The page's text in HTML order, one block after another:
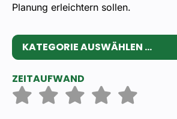
Planung erleichtern sollen.
ZEITAUFWAND